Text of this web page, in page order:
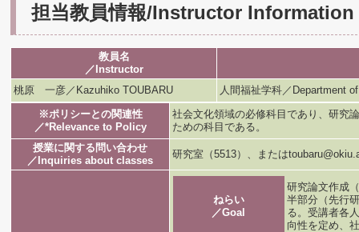
担当教員情報/Instructor Information
教員名
／Instructor
桃原 一彦／Kazuhiko TOUBARU
人間福祉学科／Department
※ポリシーとの関連性
／*Relevance to Policy
社会文化領域の必修科目であり、研究
ための科目である。
授業に関する問い合わせ
／Inquiries about classes
研究室（5513）、または
ねらい
／Goal
研究論文作成
半部分（先行
る。受講者各
向性を定め、